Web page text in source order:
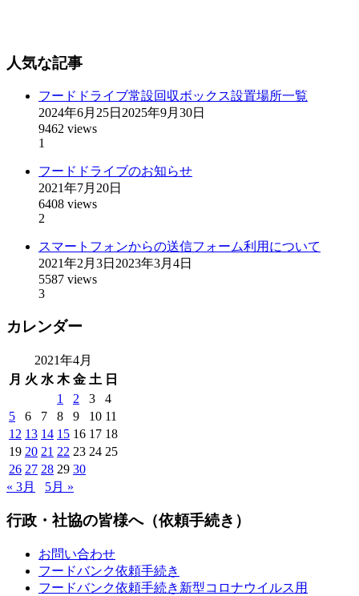
人気な記事
フードドライブ常設回収ボックス設置場所一覧
2024年6月25日 2025年9月30日
9462 views
1
フードドライブのお知らせ
2021年7月20日
6408 views
2
スマートフォンからの送信フォーム利用について
2021年2月3日 2023年3月4日
5587 views
3
カレンダー
2021年4月
月 火 水 木 金 土 日
1
2 3
4
5
6 7 8 9 10 11
12 13 14 15 16 17 18
19 20 21 22 23 24 25
26 27 28 29 30
« 3月
5月 »
行政・社協の皆様へ（依頼手続き）
お問い合わせ
フードバンク依頼手続き
フードバンク依頼手続き新型コロナウイルス用